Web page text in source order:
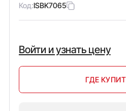
Код:ISBK7065
Войти и узнать цену
ГДЕ